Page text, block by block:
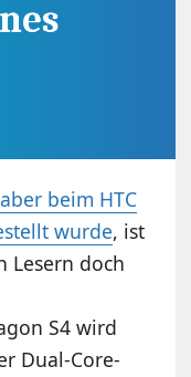
aber beim HTC
wurde, ist
Lesern doch
S4 wird
Dual-Core-